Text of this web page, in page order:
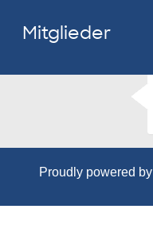
Mitglieder
Proudly powered by